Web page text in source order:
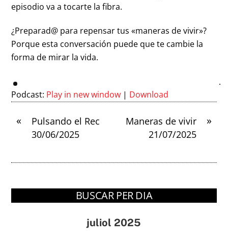
episodio va a tocarte la fibra.
¿Preparad@ para repensar tus «maneras de vivir»?
Porque esta conversación puede que te cambie la
forma de mirar la vida.
Podcast: Play in new window | Download
«
Pulsando el Rec
30/06/2025
»
Maneras de vivir
21/07/2025
BUSCAR PER DIA
juliol 2025